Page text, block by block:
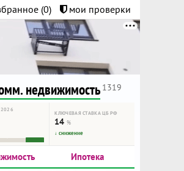
(0) мои проверки
недвижимость 1319
КЛЮЧЕВАЯ СТАВКА ЦБ РФ
14%
↓ снижение
Ипотека